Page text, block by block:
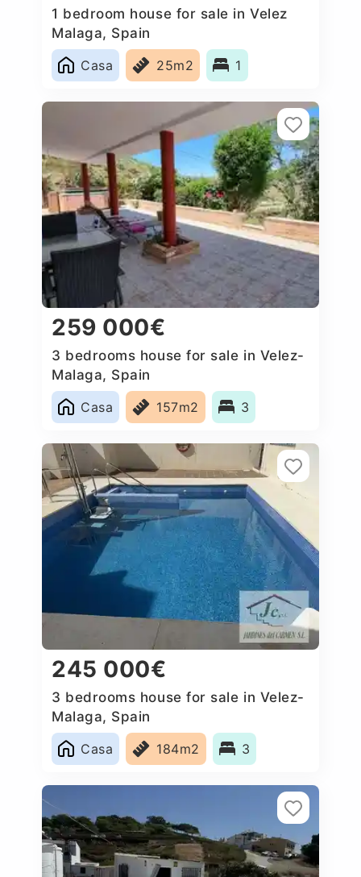
1 bedroom house for sale in Velez
Malaga, Spain
Casa
25m2 1
259 000€
3 bedrooms house for sale in Velez-
Malaga, Spain
Casa
157m2 3
245 000€
3 bedrooms house for sale in Velez-
Malaga, Spain
Casa
184m2 3